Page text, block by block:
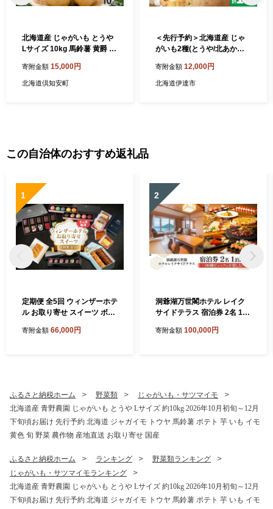
北海道産 じゃがいも とうや
Lサイズ 10kg 馬鈴薯 黄爵 ジ
イモ 野菜 農作物 産地直送 産
直 常温 北海道 お取り寄せ 送
寄附金額 15,000円
北海道倶知安町
＜先行予約＞北海道産 じゃ
がいも2種(とうや/北あかり)
ガイモ 馬鈴薯 ポテト 芋 イモ
野菜 農作物 カレー コロッケ
寄附金額 12,000円
北海道伊達市
この自治体のおすすめ返礼品
1
定期便 全5回 ウィンザーホテ
ル お取り寄せ スイーツ ボン
ンド ケーキ クッキー缶 おや
寄附金額 66,000円
2
洞爺湖万世閣ホテル レイク
サイドテラス 宿泊券 2名 1泊
プラン 和洋室 温泉 プレミア
寄附金額 100,000円
ふるさと納税ホーム 野菜類
じゃがいも・サツマイモ
北海道産 青野農園 じゃがいも とうや Lサイズ 約10kg 2026年10月初旬～12月
下旬頃お届け 先行予約 北海道 ジャガイモ トウヤ 馬鈴薯 ポテト 芋 いも イモ
黄色 旬 野菜 農作物 産地直送 お取り寄せ 国産
ふるさと納税ホーム ランキング
野菜類ランキング
じゃがいも・サツマイモランキング
北海道産 青野農園 じゃがいも とうや Lサイズ 約10kg 2026年10月初旬～12月
下旬頃お届け 先行予約 北海道 ジャガイモ トウヤ 馬鈴薯 ポテト 芋 いも イモ